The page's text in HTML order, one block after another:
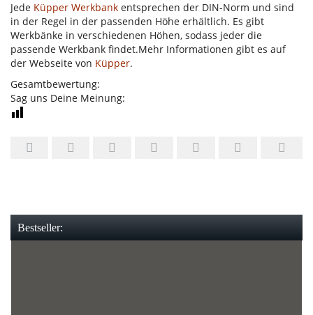
Jede Küpper Werkbank entsprechen der DIN-Norm und sind
in der Regel in der passenden Höhe erhältlich. Es gibt
Werkbänke in verschiedenen Höhen, sodass jeder die
passende Werkbank findet.Mehr Informationen gibt es auf
der Webseite von Küpper.
Gesamtbewertung:
Sag uns Deine Meinung:
Bestseller: